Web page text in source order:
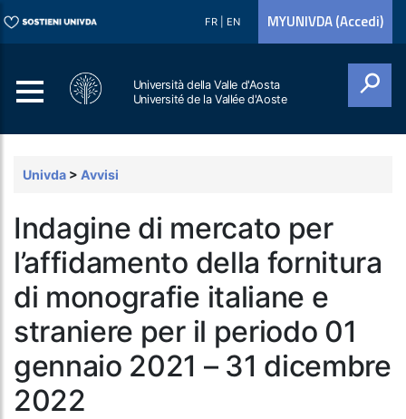
FR EN MYUNIVDA (Accedi)
Università della Valle d'Aosta
Université de la Vallée d'Aoste
Univda > Avvisi
Indagine di mercato per
l’affidamento della fornitura
di monografie italiane e
straniere per il periodo 01
gennaio 2021 – 31 dicembre
2022